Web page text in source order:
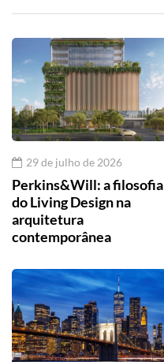
29 de julho de 2026
Perkins&Will: a filosofia
do Living Design na
arquitetura
contemporânea